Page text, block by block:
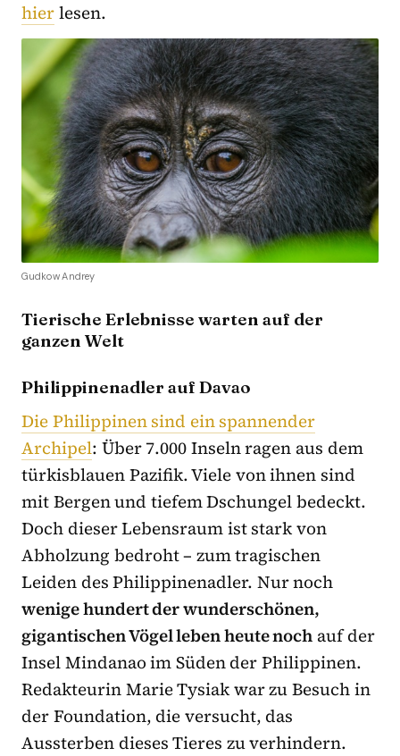
hierlesen.
Gudkow Andrey
Tierische Erlebnisse warten auf der
ganzen Welt
Philippinenadler auf Davao
Die Philippinen sind ein spannender
Archipel: Über 7.000 Inseln ragen aus dem
türkisblauen Pazifik. Viele von ihnen sind
mit Bergen und tiefem Dschungel bedeckt.
Doch dieser Lebensraum ist stark von
Abholzung bedroht – zum tragischen
Leiden des Philippinenadler. Nur noch
wenige hundert der wunderschönen,
gigantischen Vögel leben heute noch auf der
Insel Mindanao im Süden der Philippinen.
Redakteurin Marie Tysiak war zu Besuch in
der Foundation, die versucht, das
Aussterben dieses Tieres zu verhindern.